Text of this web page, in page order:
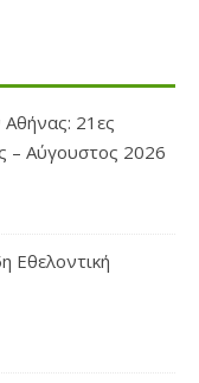
21ες
– Αύγουστος 2026
Εθελοντική